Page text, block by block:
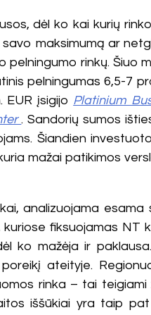
dėl ko kai kurių
maksimumą ar
rinkų. Šiuo
pelningumas 6,5-7
EUR įsigijo Platinium
. Sandorių sumos
Šiandien
mažai patikimos
analizuojama esama
fiksuojamas NT
ko mažėja ir
ateityje.
rinka – tai
iššūkiai yra taip